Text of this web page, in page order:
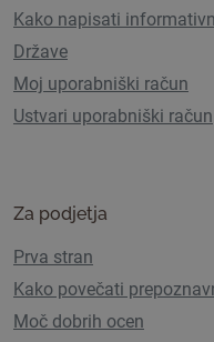
Kako napisati
Države
Moj uporabniški račun
Ustvari uporabniški račun
Za podjetja
Prva stran
Kako povečati
Moč dobrih ocen